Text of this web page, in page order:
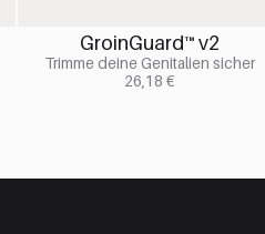
GroinGuard™ v2
Trimme deine Genitalien sicher
26,18 €